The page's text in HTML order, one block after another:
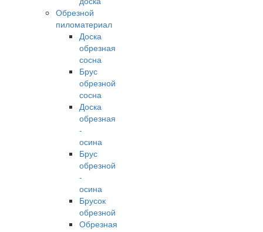
Обрезной
пиломатериал
Доска
обрезная
сосна
Брус
обрезной
сосна
Доска
обрезная
-
осина
Брус
обрезной
-
осина
Брусок
обрезной
Обрезная